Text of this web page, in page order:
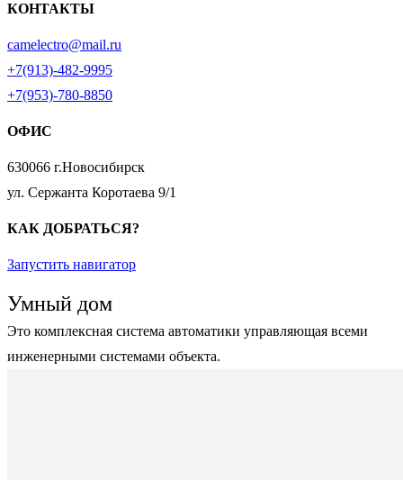
КОНТАКТЫ
camelectro@mail.ru
+7(913)-482-9995
+7(953)-780-8850
ОФИС
630066 г.Новосибирск
ул. Сержанта Коротаева 9/1
КАК ДОБРАТЬСЯ?
Запустить навигатор
Умный дом
Это комплексная система автоматики управляющая всеми
инженерными системами объекта.